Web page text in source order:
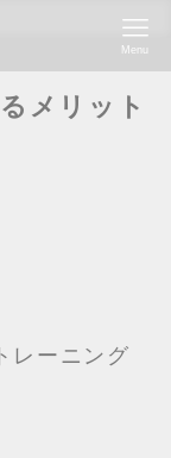
Menu
メリット
レーニング